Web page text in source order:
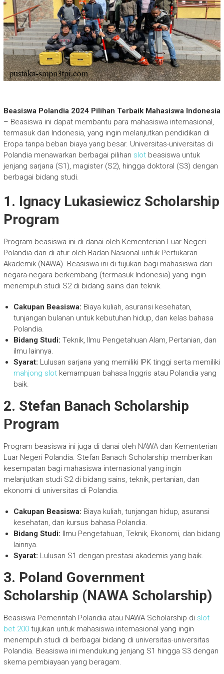
Beasiswa Polandia 2024 Pilihan Terbaik Mahasiswa Indonesia
– Beasiswa ini dapat membantu para mahasiswa internasional,
termasuk dari Indonesia, yang ingin melanjutkan pendidikan di
Eropa tanpa beban biaya yang besar. Universitas-universitas di
Polandia menawarkan berbagai pilihan slotbeasiswa untuk
jenjang sarjana (S1), magister (S2), hingga doktoral (S3) dengan
berbagai bidang studi.
1. Ignacy Lukasiewicz Scholarship
Program
Program beasiswa ini di danai oleh Kementerian Luar Negeri
Polandia dan di atur oleh Badan Nasional untuk Pertukaran
Akademik (NAWA). Beasiswa ini di tujukan bagi mahasiswa dari
negara-negara berkembang (termasuk Indonesia) yang ingin
menempuh studi S2 di bidang sains dan teknik.
Cakupan Beasiswa: Biaya kuliah, asuransi kesehatan,
tunjangan bulanan untuk kebutuhan hidup, dan kelas bahasa
Polandia.
Bidang Studi: Teknik, Ilmu Pengetahuan Alam, Pertanian, dan
ilmu lainnya.
Syarat: Lulusan sarjana yang memiliki IPK tinggi serta memiliki
mahjong slotkemampuan bahasa Inggris atau Polandia yang
baik.
2. Stefan Banach Scholarship
Program
Program beasiswa ini juga di danai oleh NAWA dan Kementerian
Luar Negeri Polandia. Stefan Banach Scholarship memberikan
kesempatan bagi mahasiswa internasional yang ingin
melanjutkan studi S2 di bidang sains, teknik, pertanian, dan
ekonomi di universitas di Polandia.
Cakupan Beasiswa: Biaya kuliah, tunjangan hidup, asuransi
kesehatan, dan kursus bahasa Polandia.
Bidang Studi: Ilmu Pengetahuan, Teknik, Ekonomi, dan bidang
lainnya.
Syarat: Lulusan S1 dengan prestasi akademis yang baik.
3. Poland Government
Scholarship (NAWA Scholarship)
Beasiswa Pemerintah Polandia atau NAWA Scholarship di slot
bet 200tujukan untuk mahasiswa internasional yang ingin
menempuh studi di berbagai bidang di universitas-universitas
Polandia. Beasiswa ini mendukung jenjang S1 hingga S3 dengan
skema pembiayaan yang beragam.